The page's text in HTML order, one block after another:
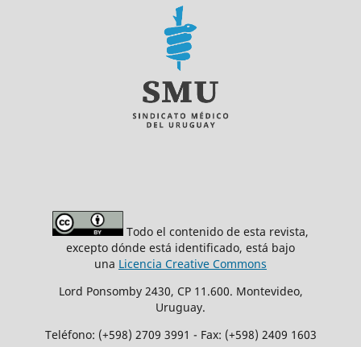
Todo el contenido de esta revista,
excepto dónde está identificado, está bajo
una Licencia Creative Commons
Lord Ponsomby 2430, CP 11.600. Montevideo,
Uruguay.
Teléfono: (+598) 2709 3991 - Fax: (+598) 2409 1603